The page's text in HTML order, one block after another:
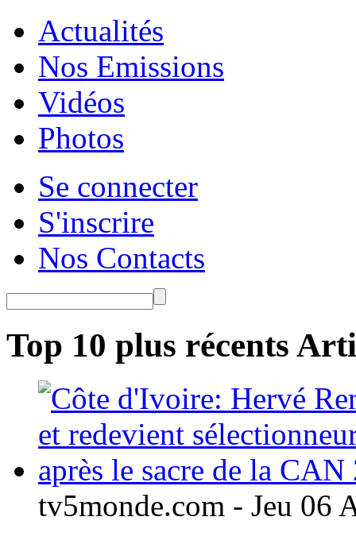
Actualités
Nos Emissions
Vidéos
Photos
Se connecter
S'inscrire
Nos Contacts
Top 10 plus récents
tv5monde.com - Jeu 06